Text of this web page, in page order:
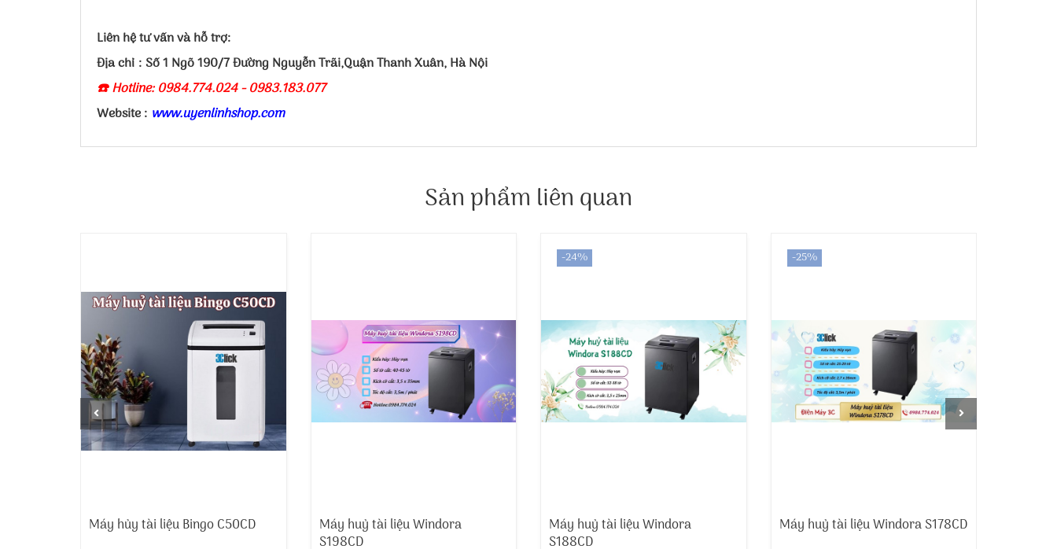
Liên hệ tư vấn và hỗ trợ:
Địa chỉ : Số 1 Ngõ 190/7 Đường Nguyễn Trãi,Quận Thanh Xuân, Hà Nội
☎️ Hotline: 0984.774.024 - 0983.183.077
Website : www.uyenlinhshop.com
Sản phẩm liên quan
Máy hủy tài liệu Bingo C50CD
Máy huỷ tài liệu Windora
S198CD
-24%
Máy huỷ tài liệu Windora
S188CD
-25%
Máy huỷ tài liệu Windora S178CD